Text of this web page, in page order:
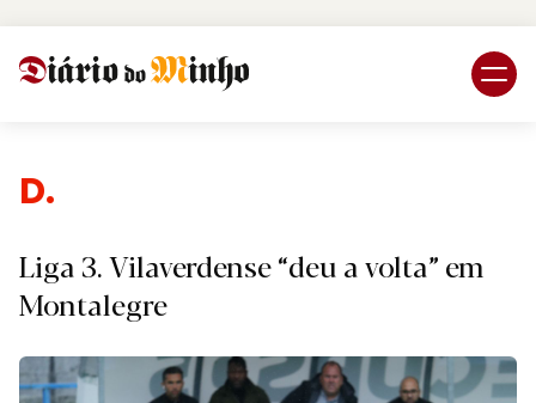
Despor
Liga 3. Vilaverdense “deu a volta” em
Montalegre